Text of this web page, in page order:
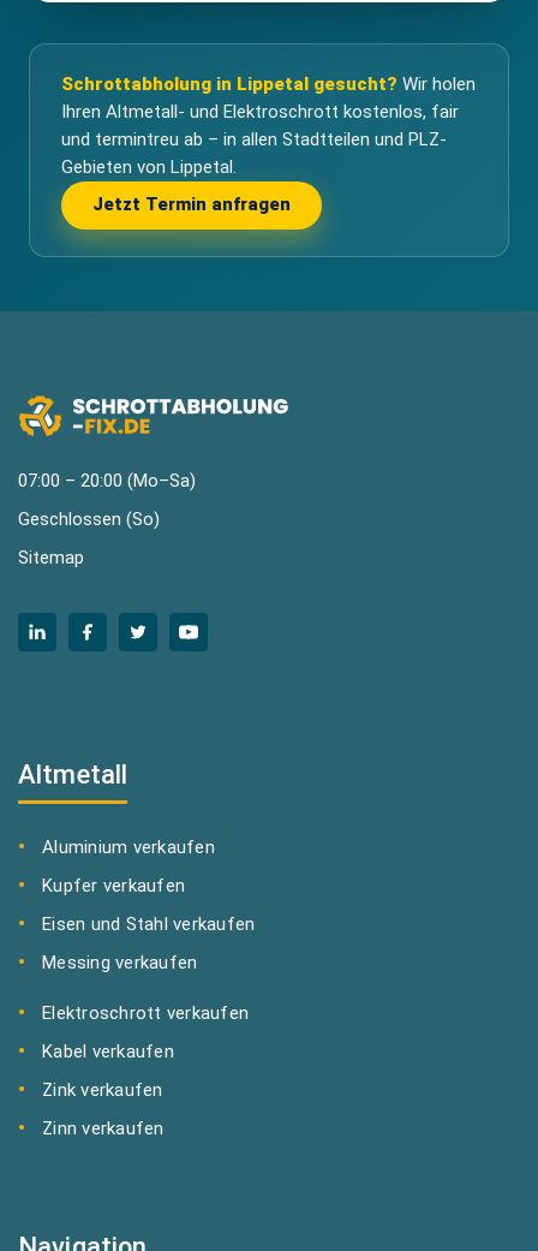
Schrottabholung in Lippetal gesucht? Wir holen
Ihren Altmetall- und Elektroschrott kostenlos, fair
und termintreu ab – in allen Stadtteilen und PLZ-
Gebieten von Lippetal.
Jetzt Termin anfragen
07:00 – 20:00 (Mo–Sa)
Geschlossen (So)
Sitemap
Altmetall
Aluminium verkaufen
Kupfer verkaufen
Eisen und Stahl verkaufen
Messing verkaufen
Elektroschrott verkaufen
Kabel verkaufen
Zink verkaufen
Zinn verkaufen